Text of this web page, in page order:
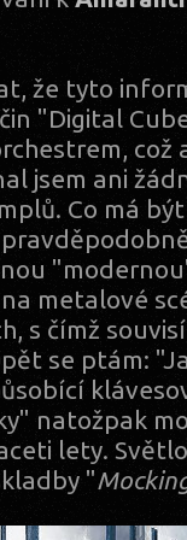
že tyto
"Digital
což
jsem ani
Co má
metalové
s čímž
se ptám:
natožpak
lety.
"